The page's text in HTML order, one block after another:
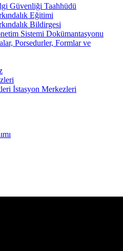
Güvenliği Taahhüdü
Eğitimi
Bildirgesi
Sistemi Dokümantasyonu
Porsedurler, Formlar ve
İstasyon Merkezleri